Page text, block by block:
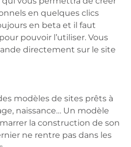
en quelques clics
en beta et il faut
pouvoir l’utiliser. Vous
directement sur le site
modèles de sites prêts à
naissance… Un modèle
la construction de son
ne rentre pas dans les